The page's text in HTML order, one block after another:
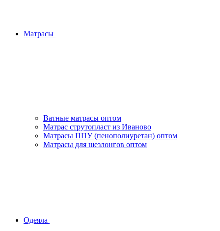
Матрасы
Ватные матрасы оптом
Матрас струтопласт из Иваново
Матрасы ППУ (пенополиуретан) оптом
Матрасы для шезлонгов оптом
Одеяла